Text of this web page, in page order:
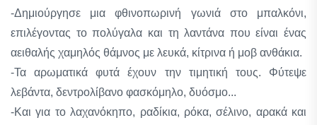
-Δημιούργησε μια φθινοπωρινή γωνιά στο μπαλκόνι,
επιλέγοντας το πολύγαλα και τη λαντάνα που είναι ένας
αειθαλής χαμηλός θάμνος με λευκά, κίτρινα ή μοβ ανθάκια.
-Τα αρωματικά φυτά έχουν την τιμητική τους. Φύτεψε
λεβάντα, δεντρολίβανο φασκόμηλο, δυόσμο...
-Και για το λαχανόκηπο, ραδίκια, ρόκα, σέλινο, αρακά και